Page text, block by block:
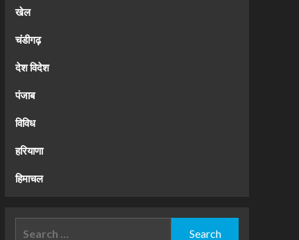
खेल
चंडीगढ़
देश विदेश
पंजाब
विविध
हरियाणा
हिमाचल